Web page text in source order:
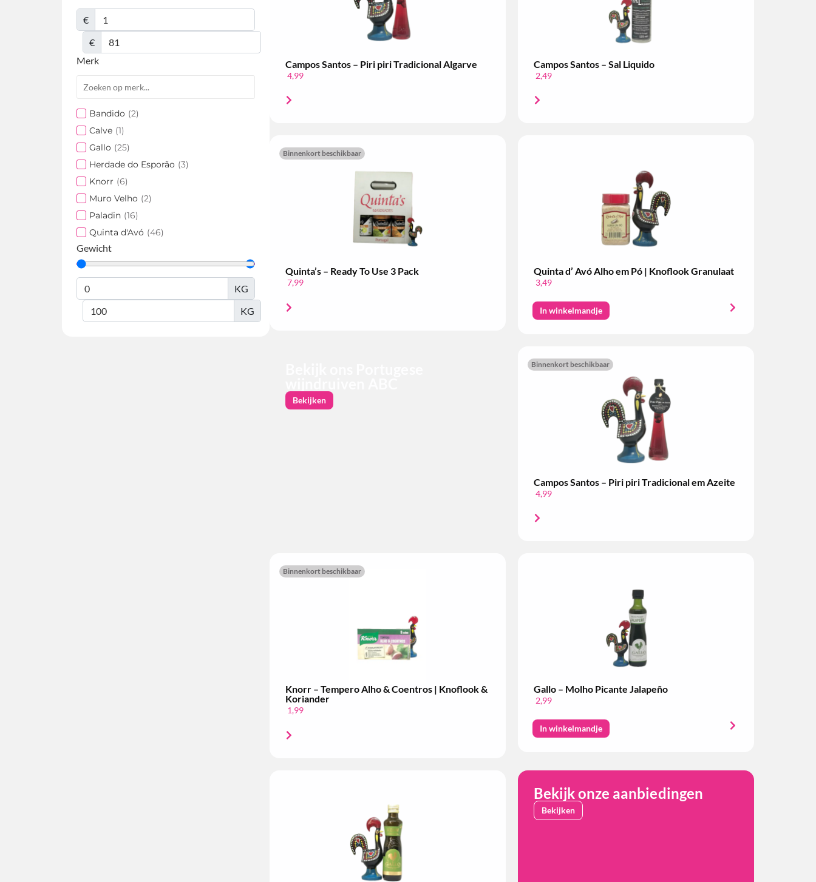
€
€
Merk
Bandido (2)
Calve (1)
Gallo (25)
Herdade do Esporão (3)
Knorr (6)
Muro Velho (2)
Paladin (16)
Quinta d'Avó (46)
Gewicht
KG
KG
Campos Santos – Piri piri Tradicional Algarve
4,99
Campos Santos – Sal Liquido
2,49
Binnenkort beschikbaar
Quinta’s – Ready To Use 3 Pack
7,99
Quinta d’ Avó Alho em Pó | Knoflook Granulaat
3,49
In winkelmandje
Bekijken
Binnenkort beschikbaar
Campos Santos – Piri piri Tradicional em Azeite
4,99
Binnenkort beschikbaar
Knorr – Tempero Alho & Coentros | Knoflook &
Koriander
1,99
Gallo – Molho Picante Jalapeño
2,99
In winkelmandje
Bekijk onze aanbiedingen
Bekijken